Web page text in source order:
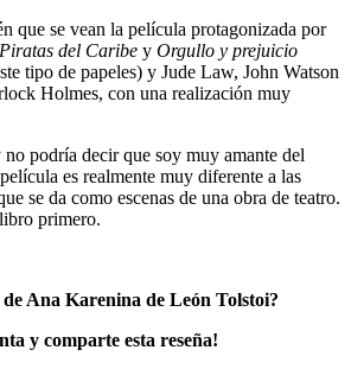
que se vean la película protagonizada por
Piratas del Caribe y Orgullo y prejuicio
tipo de papeles) y Jude Law, John Watson
Holmes, con una realización muy
podría decir que soy muy amante del
es realmente muy diferente a las
se da como escenas de una obra de teatro.
primero.
de Ana Karenina de León Tolstoi?
y comparte esta reseña!